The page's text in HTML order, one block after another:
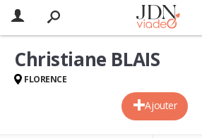
Ajouter
Christiane BLAIS
FLORENCE